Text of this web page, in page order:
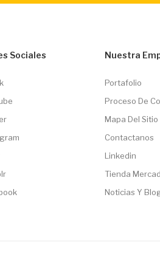
Sociales Nuestra
Portafolio
Proceso De
Mapa Del Sitio
Contactanos
Linkedin
Tienda
Noticias Y